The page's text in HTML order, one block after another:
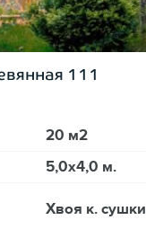
111
20 м2
5,0х4,0 м.
Хвоя к. сушки